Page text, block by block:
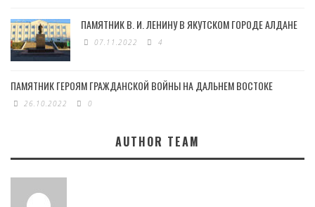
ПАМЯТНИК В. И. ЛЕНИНУ В ЯКУТСКОМ ГОРОДЕ АЛДАНЕ
07.11.2022 4
ПАМЯТНИК ГЕРОЯМ ГРАЖДАНСКОЙ ВОЙНЫ НА ДАЛЬНЕМ ВОСТОКЕ
26.10.2022 0
AUTHOR TEAM